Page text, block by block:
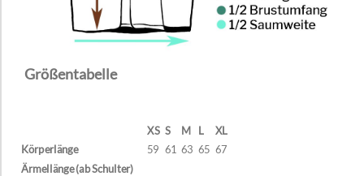
Größentabelle
XS S M L
XL
Körperlänge
59 61 63 65 67
Ärmellänge (ab Schulter)